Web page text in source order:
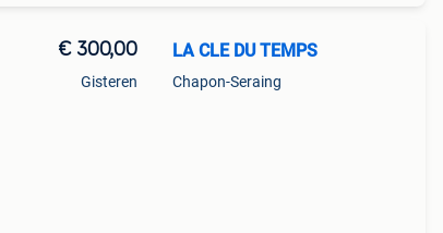
€ 300,00
Gisteren
LA CLE DU TEMPS
Chapon-Seraing